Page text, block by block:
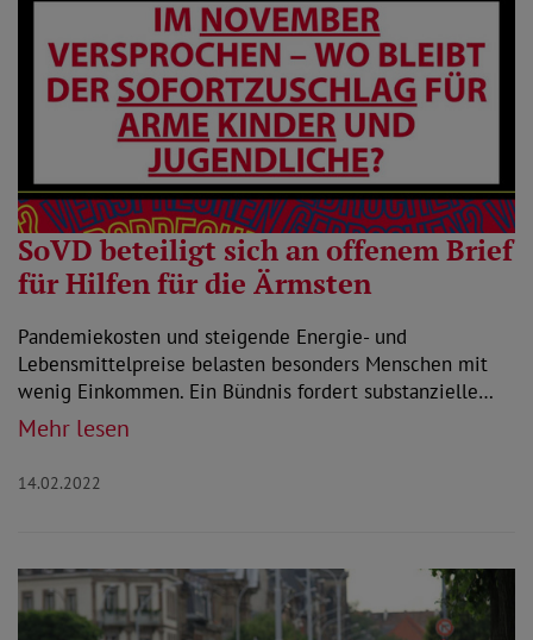
SoVD beteiligt sich an offenem Brief
für Hilfen für die Ärmsten
Pandemiekosten und steigende Energie- und
Lebensmittelpreise belasten besonders Menschen mit
wenig Einkommen. Ein Bündnis fordert substanzielle…
Mehr lesen
14.02.2022